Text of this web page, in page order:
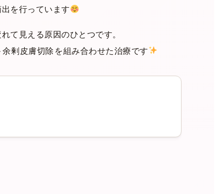
を行っています
て見える原因のひとつです。
剰皮膚切除 を組み合わせた治療です